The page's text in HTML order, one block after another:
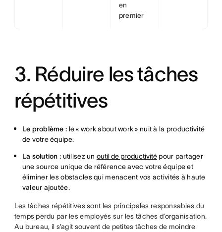
en
premier
3. Réduire les tâches
répétitives
Le problème : le « work about work » nuit à la productivité
de votre équipe.
La solution : utilisez un outil de productivitépour partager
une source unique de référence avec votre équipe et
éliminer les obstacles qui menacent vos activités à haute
valeur ajoutée.
Les tâches répétitives sont les principales responsables du
temps perdu par les employés sur les tâches d’organisation.
Au bureau, il s’agit souvent de petites tâches de moindre